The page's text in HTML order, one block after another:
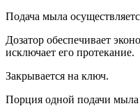
Подача мыла
Дозатор обеспечивает
исключает его протекание.
Закрывается на ключ.
Порция одной подачи